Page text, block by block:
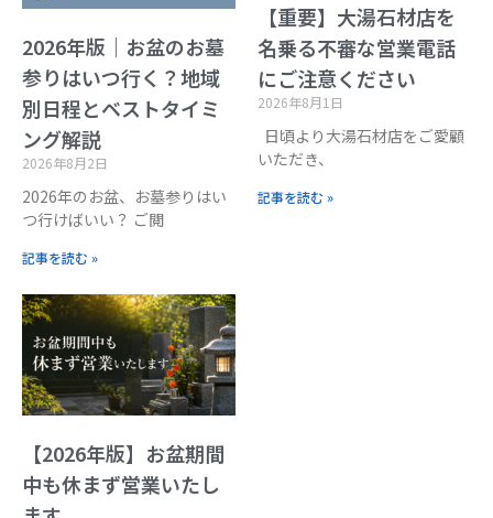
2026年版｜お盆のお墓
参りはいつ行く？地域
別日程とベストタイミ
ング解説
2026年8月2日
2026年のお盆、お墓参りはい
つ行けばいい？ ご閲
記事を読む »
【重要】大湯石材店を
名乗る不審な営業電話
にご注意ください
2026年8月1日
日頃より大湯石材店をご愛顧
いただき、
記事を読む »
【2026年版】お盆期間
中も休まず営業いたし